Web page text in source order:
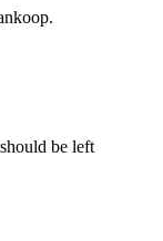
be left